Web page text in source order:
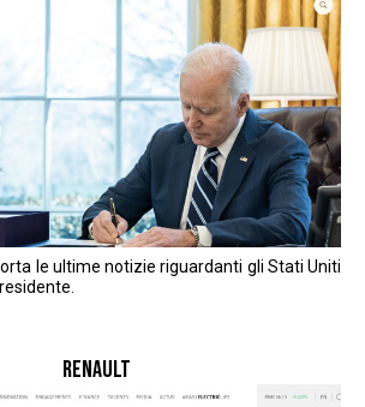
le ultime notizie riguardanti gli Stati Uniti
RENAULT